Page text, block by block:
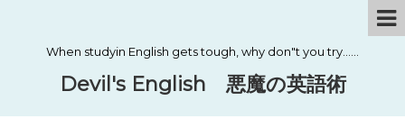
When studyin English gets tough, why don"t you try……
Devil's English 悪魔の英語術